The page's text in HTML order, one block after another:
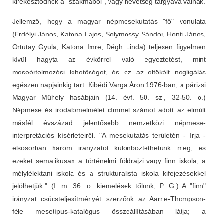
Jellemző, hogy a magyar népmesekutatás "fő" vonulata
(Erdélyi János, Katona Lajos, Solymossy Sándor, Honti János,
Ortutay Gyula, Katona Imre, Dégh Linda) teljesen figyelmen
kívül hagyta az évkörrel való egyeztetést, mint
meseértelmezési lehetőséget, és ez az eltökélt negligálás
egészen napjainkig tart. Kibédi Varga Áron 1976-ban, a párizsi
Magyar Műhely hasábjain (14. évf. 50. sz., 32-50. o.)
Népmese és irodalomelmélet címmel számot adott az elmúlt
másfél évszázad jelentősebb nemzetközi népmese-
interpretációs kísérleteiről. "A mesekutatás területén - írja -
elsősorban három irányzatot különböztethetünk meg, és
ezeket sematikusan a történelmi földrajzi vagy finn iskola, a
mélylélektani iskola és a strukturalista iskola kifejezésekkel
jelölhetjük." (I. m. 36. o. kiemelések tőlünk, P. G.) A "finn"
irányzat csúcsteljesítményét szerzőnk az Aarne-Thompson-
féle mesetípus-katalógus összeállításában látja; a